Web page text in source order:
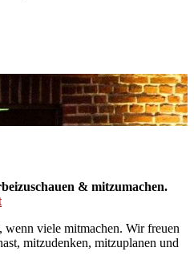
& mitzumachen.
viele mitmachen. Wir freuen
mitzudenken, mitzuplanen und